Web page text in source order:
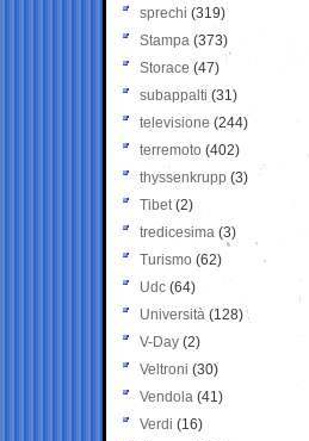
sprechi (319)
Stampa (373)
Storace (47)
subappalti (31)
televisione(244)
terremoto (402)
thyssenkrupp (3)
Tibet(2)
tredicesima (3)
Turismo (62)
Udc (64)
Università (128)
V-Day (2)
Veltroni (30)
Vendola (41)
Verdi (16)